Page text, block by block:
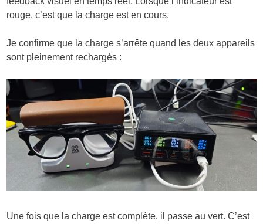
rouge, c’est que la charge est en cours.
Je confirme que la charge s’arrête quand les deux appareils
sont pleinement rechargés :
Une fois que la charge est complète, il passe au vert. C’est